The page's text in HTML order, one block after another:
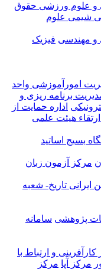
و علوم ورزشی حقوق
شیمی علوم
و مهندسی فیزیک
امورآموزشی واحد
برنامه ریزی و
اداره حمایت از
ارتقاء هیئت علمی
بسیج اساتید
مرکز آزمون زبان
ایرانی تاریخ- شعبه
پژوهشی سامانه
و ارتباط با
مرکز آپا مرکز